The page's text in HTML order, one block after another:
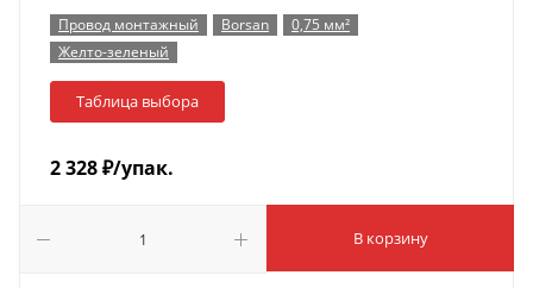
Провод монтажный Borsan
0,75 мм²
Желто-зеленый
Таблица выбора
2 328₽/упак.
В корзину